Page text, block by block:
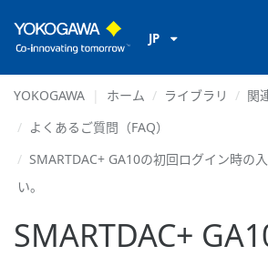
JP
YOKOGAWA ホーム ライブラリ
関
よくあるご質問（FAQ）
SMARTDAC+ GA10の初回ログイン時の
い。
SMARTDAC+